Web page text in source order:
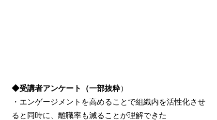
◆受講者アンケート（一部抜粋）
・エンゲージメントを高めることで組織内を活性化させ
ると同時に、離職率も減ることが理解できた